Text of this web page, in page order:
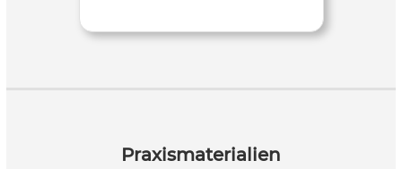
Praxismaterialien